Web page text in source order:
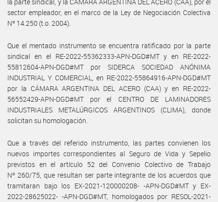
sector empleador, en el marco de la Ley de Negociación Colectiva
Nº 14.250 (t.o. 2004).
Que el mentado instrumento se encuentra ratificado por la parte
sindical en el RE-2022-55362333-APN-DGD#MT y en RE-2022-
55812604-APN-DGD#MT por SIDERCA SOCIEDAD ANÓNIMA
INDUSTRIAL Y COMERCIAL, en RE-2022-55864916-APN-DGD#MT
por la CÁMARA ARGENTINA DEL ACERO (CAA) y en RE-2022-
56552429-APN-DGD#MT por el CENTRO DE LAMINADORES
INDUSTRIALES METALÚRGICOS ARGENTINOS (CLIMA), donde
solicitan su homologación.
Que a través del referido instrumento, las partes convienen los
nuevos importes correspondientes al Seguro de Vida y Sepelio
previstos en el artículo 52 del Convenio Colectivo de Trabajo
Nº 260/75, que resultan ser parte integrante de los acuerdos que
tramitaran bajo los EX-2021-120000208- -APN-DGD#MT y EX-
2022-28625022- -APN-DGD#MT, homologados por RESOL-2021-